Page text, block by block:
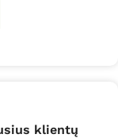
klientų